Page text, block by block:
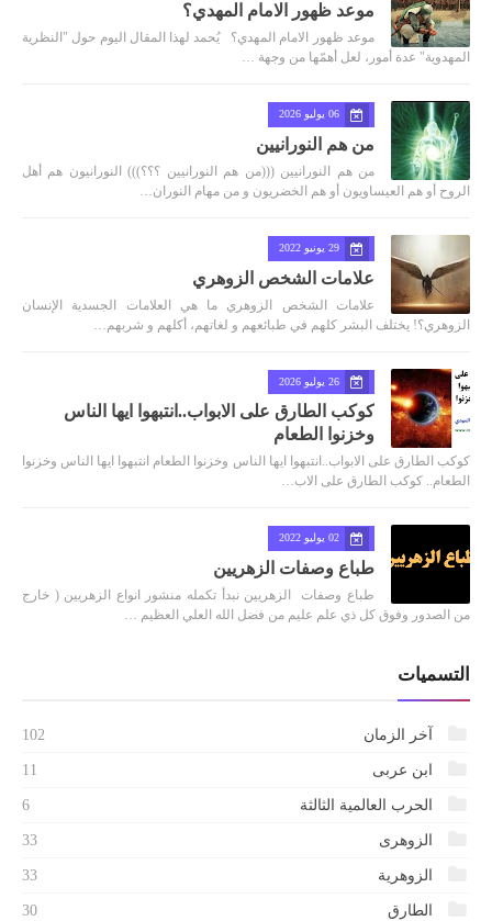
موعد ظهور الامام المهدي؟
موعد ظهور الامام المهدي؟ يُحمد لهذا المقال اليوم حول "النظرية
المهدوية" عدة أمور، لعل أهمّها من وجهة …
06 يوليو 2026
من هم النورانيين
من هم النورانيين (((من هم النورانيين ؟؟؟))) النورانيون هم أهل
الروح أو هم العيساويون أو هم الخضريون و من مهام النوران…
29 يونيو 2022
علامات الشخص الزوهري
علامات الشخص الزوهري ما هي العلامات الجسدية الإنسان
الزوهري؟! يختلف البشر كلهم في طبائعهم و لغاتهم، أكلهم و شربهم…
26 يوليو 2026
كوكب الطارق على الابواب..انتبهوا ايها الناس
وخزنوا الطعام
كوكب الطارق على الابواب..انتبهوا ايها الناس وخزنوا الطعام انتبهوا ايها الناس وخزنوا
الطعام.. كوكب الطارق على الاب…
02 يوليو 2022
طباع وصفات الزهريين
طباع وصفات الزهريين نبدأ تكمله منشور انواع الزهريين ( خارج
من الصدور وفوق كل ذي علم عليم من فضل الله العلي العظيم …
التسميات
آخر الزمان 102
ابن عربى 11
الحرب العالمية الثالثة 6
الزوهرى 33
الزوهرية 33
الطارق 30